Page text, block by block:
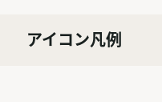
アイコン凡例